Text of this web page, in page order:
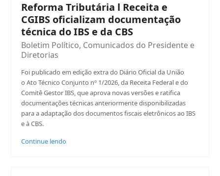
Reforma Tributária l Receita e
CGIBS oficializam documentação
técnica do IBS e da CBS
Boletim Político, Comunicados do Presidente e
Diretorias
Foi publicado em edição extra do Diário Oficial da União
o Ato Técnico Conjunto nº 1/2026, da Receita Federal e do
Comitê Gestor IBS, que aprova novas versões e ratifica
documentações técnicas anteriormente disponibilizadas
para a adaptação dos documentos fiscais eletrônicos ao IBS
e à CBS.
Continue lendo